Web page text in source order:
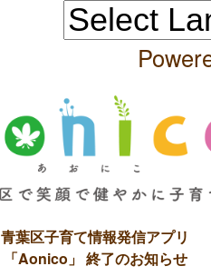
青葉区子育て情報発信アプリ
「Aonico」 終了のお知らせ